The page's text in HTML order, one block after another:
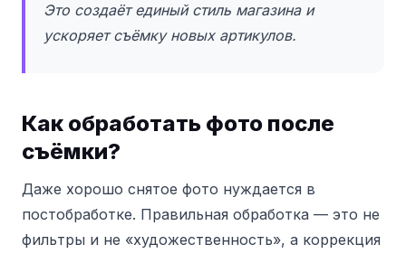
Это создаёт единый стиль магазина и
ускоряет съёмку новых артикулов.
Как обработать фото после
съёмки?
Даже хорошо снятое фото нуждается в
постобработке. Правильная обработка — это не
фильтры и не «художественность», а коррекция